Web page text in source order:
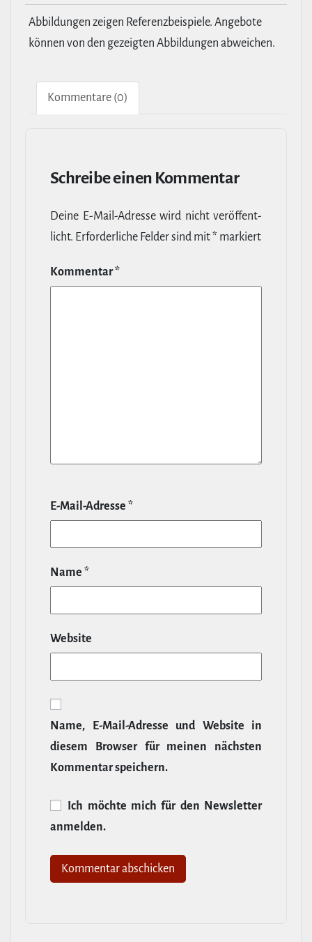
Abbildungen zeigen Referenzbeispiele. Angebote
können von den gezeigten Abbildungen abweichen.
Kom­men­tare (0)
Schreibe einen Kommentar
Deine E‑Mail-​Adresse wird nicht ver­öf­fent­
licht. Erfor­der­liche Felder sind mit* markiert
Kommentar*
E‑Mail-​Adresse *
Name *
Website
Name, E‑Mail-​Adresse und Website in
diesem Browser für meinen nächsten
Kommentar speichern.
Ich möchte mich für den News­letter
anmelden.